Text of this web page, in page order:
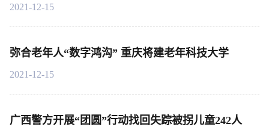
2021-12-15
弥合老年人“数字鸿沟” 重庆将建老年科技大学
2021-12-15
广西警方开展“团圆”行动找回失踪被拐儿童242人